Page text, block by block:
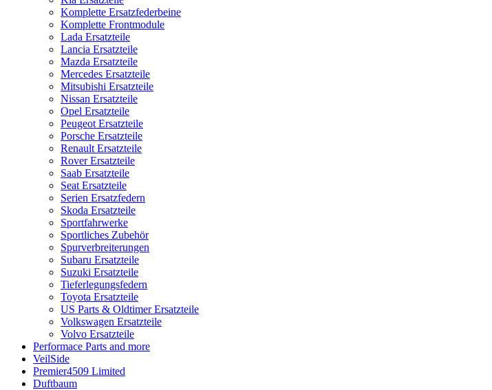
Komplette Ersatzfederbeine
Komplette Frontmodule
Lada Ersatzteile
Lancia Ersatzteile
Mazda Ersatzteile
Mercedes Ersatzteile
Mitsubishi Ersatzteile
Nissan Ersatzteile
Opel Ersatzteile
Peugeot Ersatzteile
Porsche Ersatzteile
Renault Ersatzteile
Rover Ersatzteile
Saab Ersatzteile
Seat Ersatzteile
Serien Ersatzfedern
Skoda Ersatzteile
Sportfahrwerke
Sportliches Zubehör
Spurverbreiterungen
Subaru Ersatzteile
Suzuki Ersatzteile
Tieferlegungsfedern
Toyota Ersatzteile
US Parts & Oldtimer Ersatzteile
Volkswagen Ersatzteile
Volvo Ersatzteile
Performace Parts and more
VeilSide
Premier4509 Limited
Duftbaum